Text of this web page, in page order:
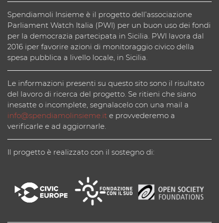
Spendiamoli Insieme è il progetto dell’associazione
Parliament Watch Italia (PWI) per un buon uso dei fondi
per la democrazia partecipata in Sicilia. PWI lavora dal
2016 iper favorire azioni di monitoraggio civico della
spesa pubblica a livello locale, in Sicilia.
Le informazioni presenti su questo sito sono il risultato
del lavoro di ricerca del progetto. Se ritieni che siano
inesatte o incomplete, segnalacelo con una mail a
info@spendiamolinsieme.it e provvederemo a
verificarle e ad aggiornarle.
Il progetto è realizzato con il sostegno di: